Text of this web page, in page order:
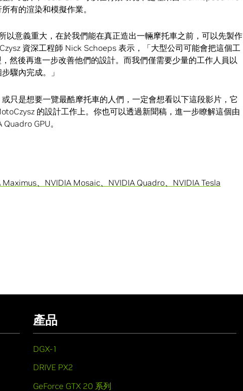
有的渲染和模擬作業。
以意義重大，在於我們能在真正造出一輛摩托車之前，可以先製作
資深工程師 Nick Schoeps 表示，「大型公司可能會把這個工
然後再進一步改善他們的設計。而我們僅需要少量的工作人員以
驟內完成。」
只是想要一覽最酷摩托車的人們，一定會想看以下這段影片，它
的設計工作上。你也可以透過新聞稿，進一步瞭解這個由
GPU。
、NVIDIA Mosaic、NVIDIA Quadro、NVIDIA Tesla
產品
DGX-1
DRIVE PX2
GeForce GTX 20 系列